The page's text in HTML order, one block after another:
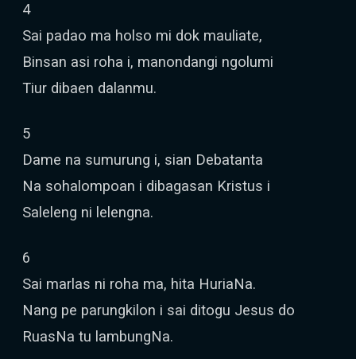
4
Sai padao ma holso mi dok mauliate,
Binsan asi roha i, manondangi ngolumi
Tiur dibaen dalanmu.
5
Dame na sumurung i, sian Debatanta
Na sohalompoan i dibagasan Kristus i
Saleleng ni lelengna.
6
Sai marlas ni roha ma, hita HuriaNa.
Nang pe parungkilon i sai ditogu Jesus do
RuasNa tu lambungNa.